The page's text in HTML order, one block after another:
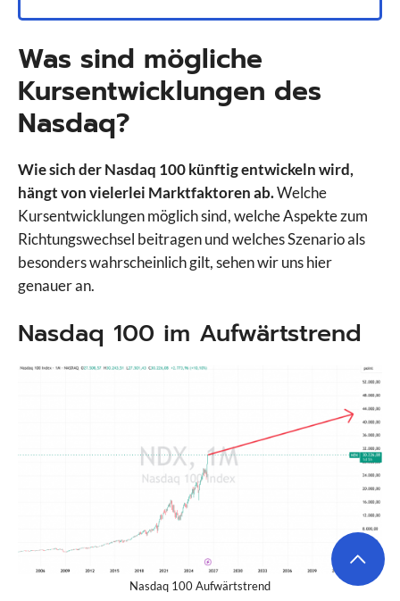
Was sind mögliche
Kursentwicklungen des
Nasdaq?
Wie sich der Nasdaq 100 künftig entwickeln wird,
hängt von vielerlei Marktfaktoren ab.Welche
Kursentwicklungen möglich sind, welche Aspekte zum
Richtungswechsel beitragen und welches Szenario als
besonders wahrscheinlich gilt, sehen wir uns hier
genauer an.
Nasdaq 100 im Aufwärtstrend
Nasdaq 100 Aufwärtstrend